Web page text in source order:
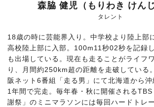
森脇 健児（もりわき けん
タレント
18歳の時に芸能界入り。中学校より陸上部
高校陸上部に入部。100m11秒02秒を記録
も出場している。現在も走ることがライフ
り、月間約250km超の距離を走破している
阪ネット6番組「走る男」にて北海道から
1年間で完走。毎年春・秋に開催される
謝祭」のミニマラソンには毎回ハードトレ